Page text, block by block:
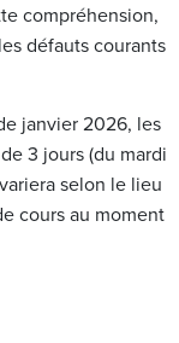
compréhension,
défauts courants
janvier 2026, les
3 jours (du mardi
selon le lieu
cours au moment